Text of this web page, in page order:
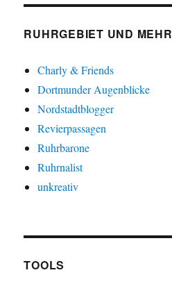
RUHRGEBIET UND MEHR
Charly & Friends
Dortmunder Augenblicke
Nordstadtblogger
Revierpassagen
Ruhrbarone
Ruhrnalist
unkreativ
TOOLS